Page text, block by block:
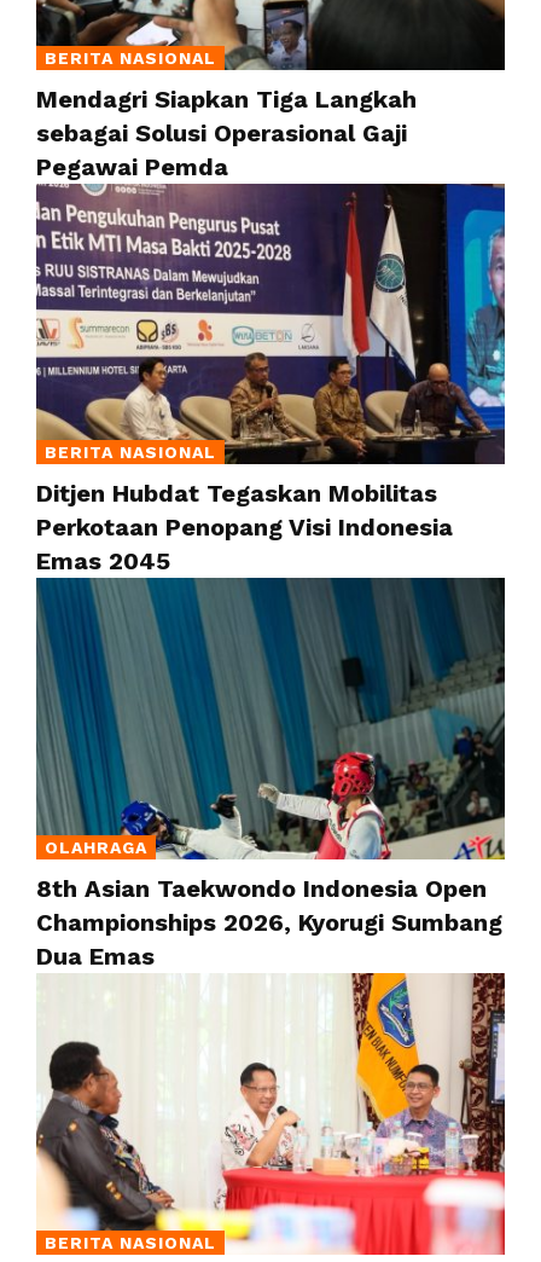
BERITA NASIONAL
Mendagri Siapkan Tiga Langkah
sebagai Solusi Operasional Gaji
Pegawai Pemda
BERITA NASIONAL
Ditjen Hubdat Tegaskan Mobilitas
Perkotaan Penopang Visi Indonesia
Emas 2045
OLAHRAGA
8th Asian Taekwondo Indonesia Open
Championships 2026, Kyorugi Sumbang
Dua Emas
BERITA NASIONAL